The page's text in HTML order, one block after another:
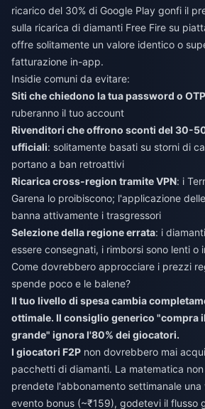
ricarico del 30% di Google Play gonfi il
sulla ricarica di diamanti Free Fire su
offre solitamente un valore identico o
fatturazione in-app.
Insidie comuni da evitare:
Siti che chiedono la tua password o OTP
ruberanno il tuo account
Rivenditori che offrono sconti del 30-
ufficiali: solitamente basati su storni di
portano a ban retroattivi
Ricarica cross-region tramite VPN: i
Garena lo proibiscono; l'applicazione
banna attivamente i trasgressori
Selezione della regione errata: i
essere consegnati, i rimborsi sono lenti o
Come dovrebbero approcciare i prezzi
spende poco e le balene?
Il tuo livello di spesa cambia
ottimale. Il consiglio generico "compra
grande" ignora l'80% dei giocatori.
I giocatori F2P non dovrebbero mai
pacchetti di diamanti. La matematica
prendete l'abbonamento settimanale
evento bonus (~₹159), godetevi il flusso